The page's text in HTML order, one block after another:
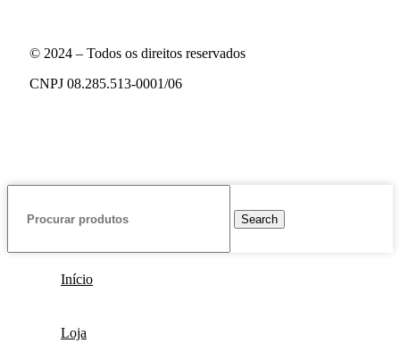
© 2024 – Todos os direitos reservados
CNPJ 08.285.513-0001/06
Search
Início
Loja